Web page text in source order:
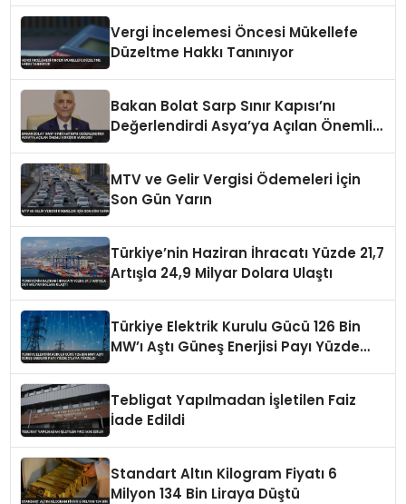
Vergi İncelemesi Öncesi Mükellefe
Düzeltme Hakkı Tanınıyor
Bakan Bolat Sarp Sınır Kapısı’nı
Değerlendirdi Asya’ya Açılan Önemli
MTV ve Gelir Vergisi Ödemeleri İçin
Son Gün Yarın
Türkiye’nin Haziran İhracatı Yüzde 21,7
Artışla 24,9 Milyar Dolara Ulaştı
Türkiye Elektrik Kurulu Gücü 126 Bin
MW’ı Aştı Güneş Enerjisi Payı Yüzde
Tebligat Yapılmadan İşletilen Faiz
İade Edildi
Standart Altın Kilogram Fiyatı 6
Milyon 134 Bin Liraya Düştü